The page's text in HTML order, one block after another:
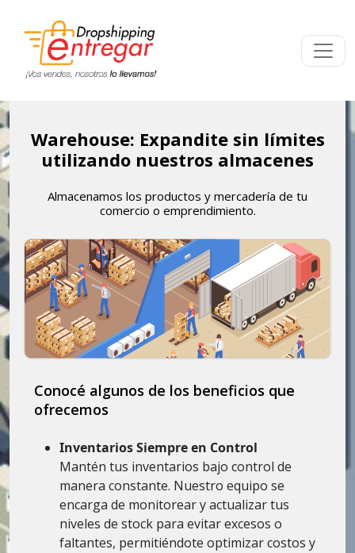
Warehouse: Expandite sin límites
utilizando nuestros almacenes
Almacenamos los productos y mercadería de tu
comercio o emprendimiento.
Conocé algunos de los beneficios que
ofrecemos
Inventarios Siempre en Control
Mantén tus inventarios bajo control de
manera constante. Nuestro equipo se
encarga de monitorear y actualizar tus
niveles de stock para evitar excesos o
faltantes, permitiéndote optimizar costos y